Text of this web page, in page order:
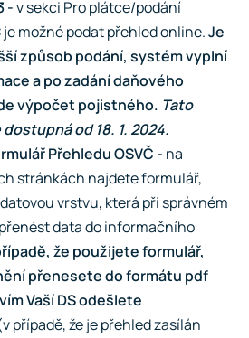
­-v sekci Pro plátce/podání
je možné podat přehled online.Je
způsob podání, systém vyplní
a po zadání daňového
výpočet pojistného. Tato
od 18. 1. 2024.
Přehledu OSVČ - na
stránkách najdete formulář,
vrstvu, která při správném
data do informačního
že použijete formulář,
přenesete do formátu pdf
Vaší DS odešlete
případě, že je přehled zasílán